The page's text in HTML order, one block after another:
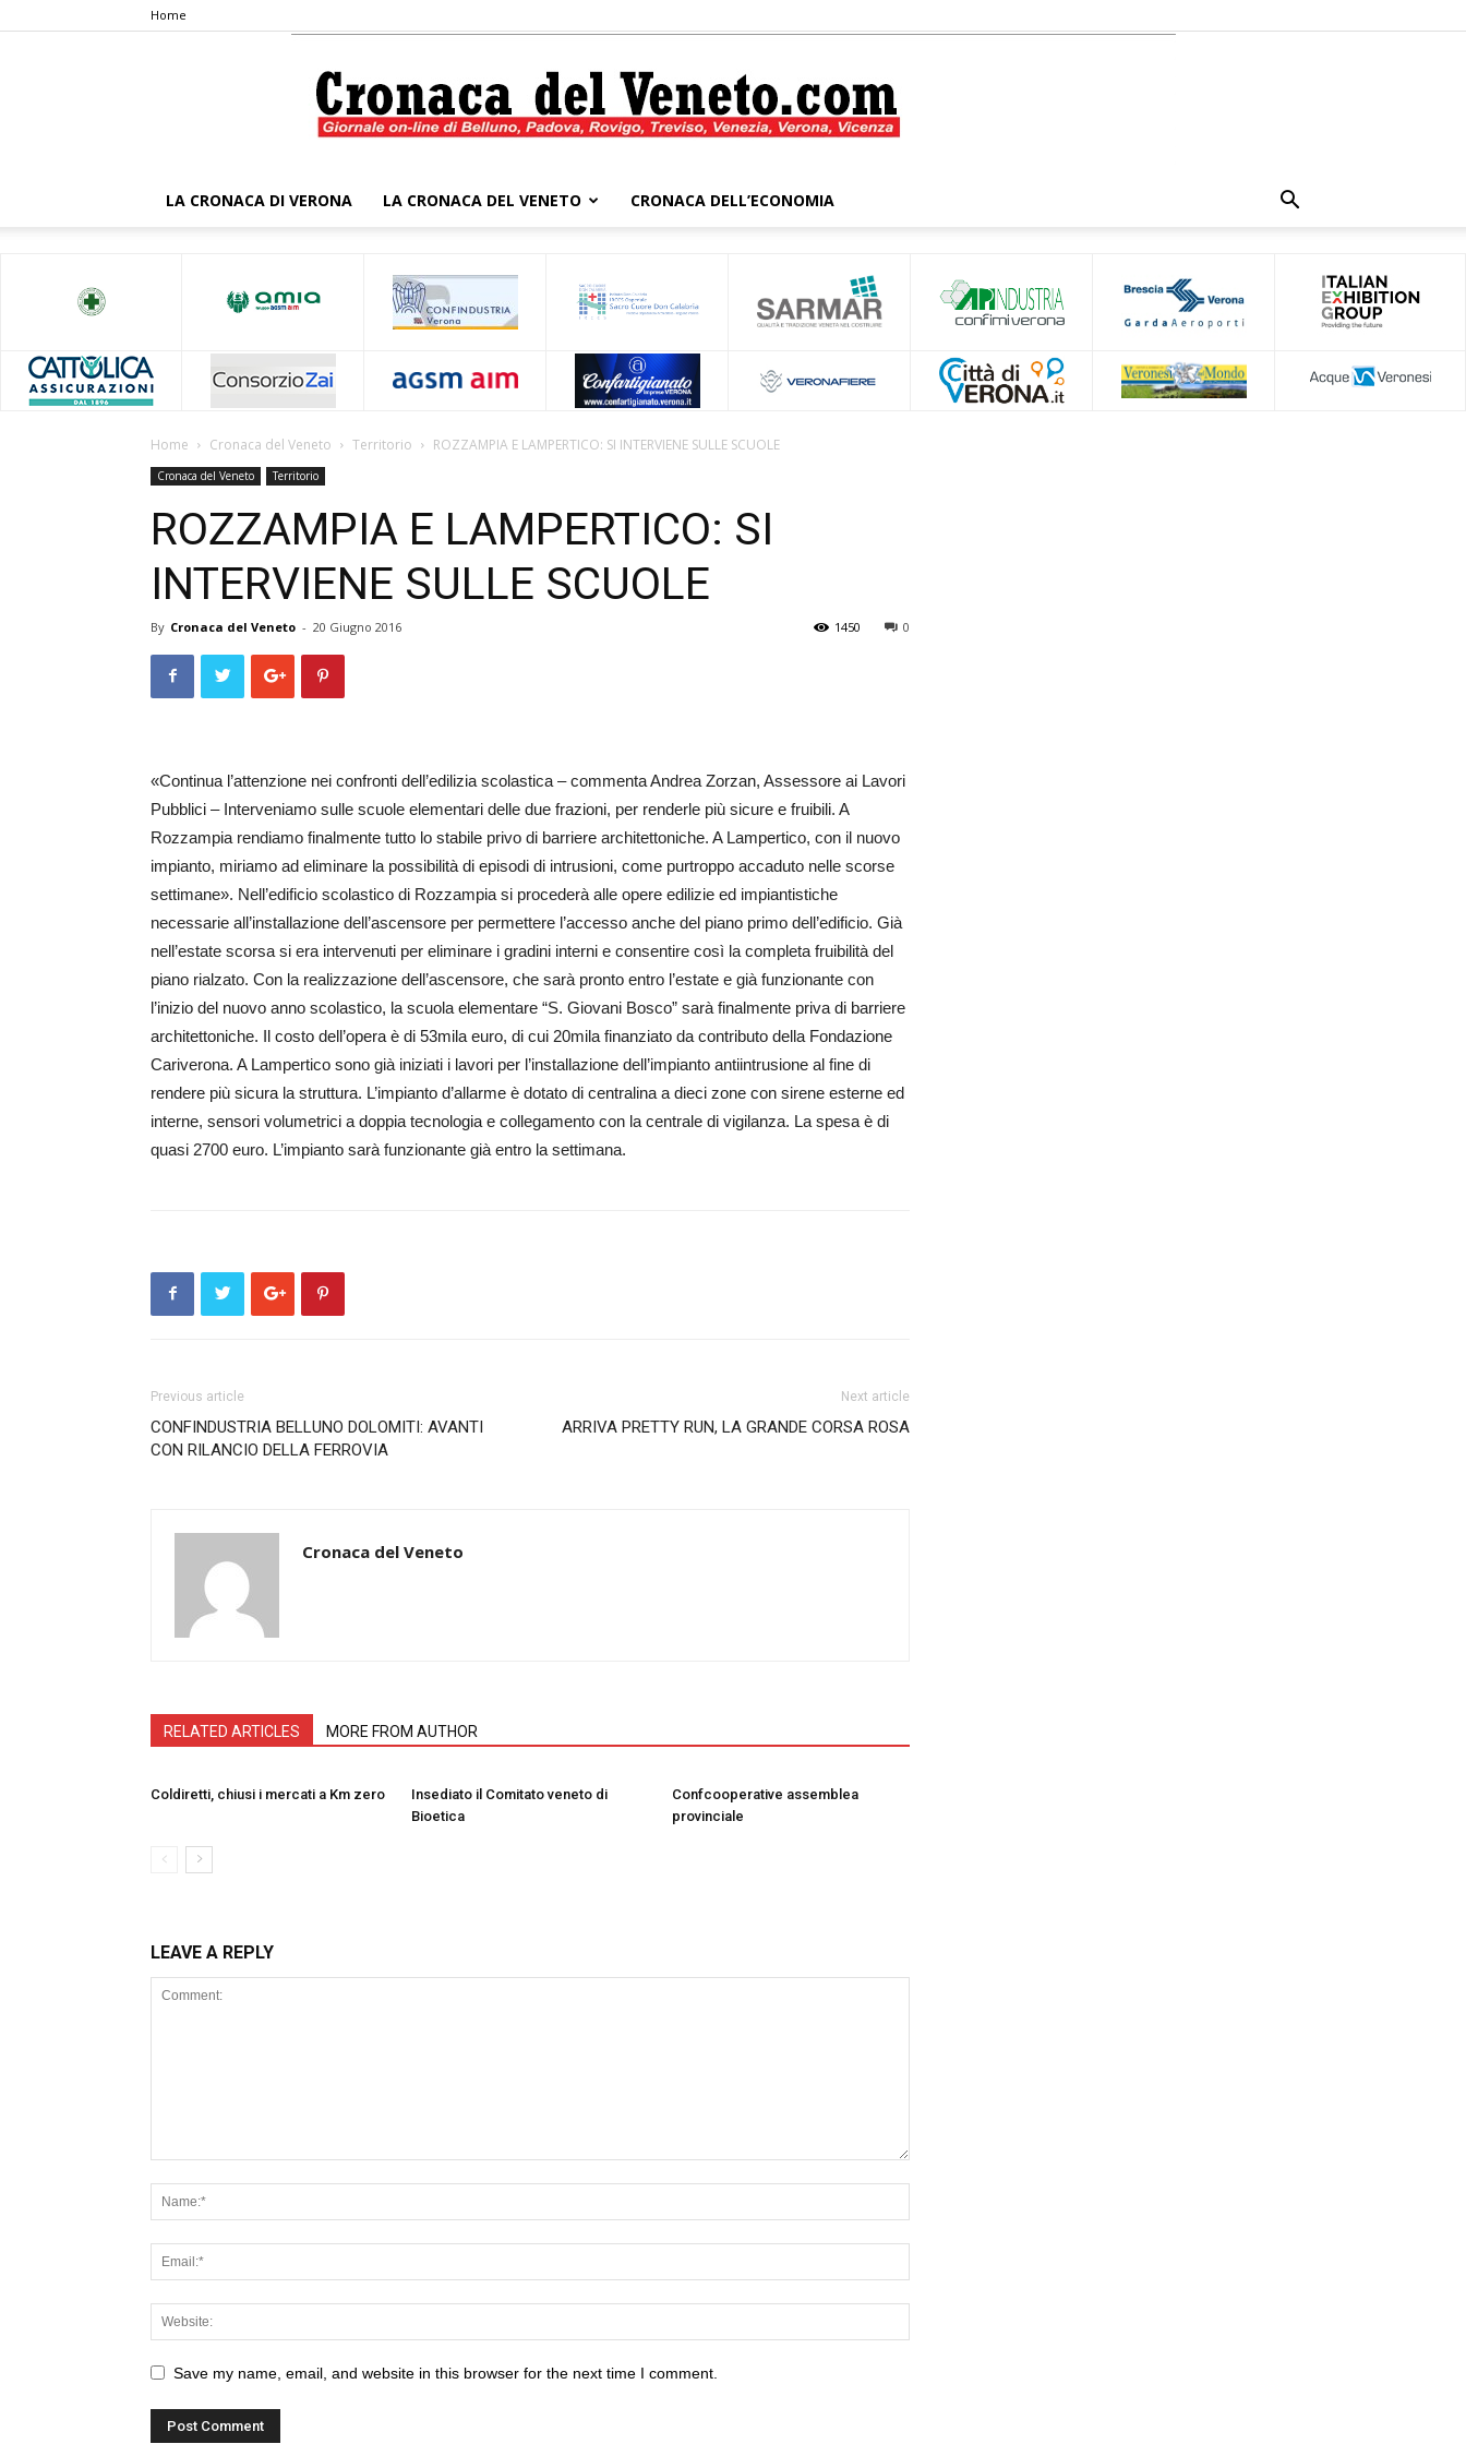
Home
Veneto
LA CRONACA DI VERONA LA CRONACA DEL VENETO CRONACA DELL’ECONOMIA
Home Cronaca del Veneto Territorio ROZZAMPIA E LAMPERTICO: SI INTERVIENE SULLE SCUOLE
Cronaca del Veneto Territorio
ROZZAMPIA E LAMPERTICO: SI
INTERVIENE SULLE SCUOLE
By Cronaca del Veneto - 20 Giugno 2016 0
1450
«Continua l’attenzione nei confronti dell’edilizia scolastica – commenta Andrea Zorzan, Assessore ai Lavori
Pubblici – Interveniamo sulle scuole elementari delle due frazioni, per renderle più sicure e fruibili. A
Rozzampia rendiamo finalmente tutto lo stabile privo di barriere architettoniche. A Lampertico, con il nuovo
impianto, miriamo ad eliminare la possibilità di episodi di intrusioni, come purtroppo accaduto nelle scorse
settimane». Nell’edificio scolastico di Rozzampia si procederà alle opere edilizie ed impiantistiche
necessarie all’installazione dell’ascensore per permettere l’accesso anche del piano primo dell’edificio. Già
nell’estate scorsa si era intervenuti per eliminare i gradini interni e consentire così la completa fruibilità del
piano rialzato. Con la realizzazione dell’ascensore, che sarà pronto entro l’estate e già funzionante con
l’inizio del nuovo anno scolastico, la scuola elementare “S. Giovani Bosco” sarà finalmente priva di barriere
architettoniche. Il costo dell’opera è di 53mila euro, di cui 20mila finanziato da contributo della Fondazione
Cariverona. A Lampertico sono già iniziati i lavori per l’installazione dell’impianto antiintrusione al fine di
rendere più sicura la struttura. L’impianto d’allarme è dotato di centralina a dieci zone con sirene esterne ed
interne, sensori volumetrici a doppia tecnologia e collegamento con la centrale di vigilanza. La spesa è di
quasi 2700 euro. L’impianto sarà funzionante già entro la settimana.
Previous article
CONFINDUSTRIA BELLUNO DOLOMITI: AVANTI
CON RILANCIO DELLA FERROVIA
Next article
ARRIVA PRETTY RUN, LA GRANDE CORSA ROSA
Cronaca del Veneto
RELATED ARTICLES MORE FROM AUTHOR
Coldiretti, chiusi i mercati a Km zero
Insediato il Comitato veneto di
Bioetica
Confcooperative assemblea
provinciale
LEAVE A REPLY
Save my name, email, and website in this browser for the next time I comment.